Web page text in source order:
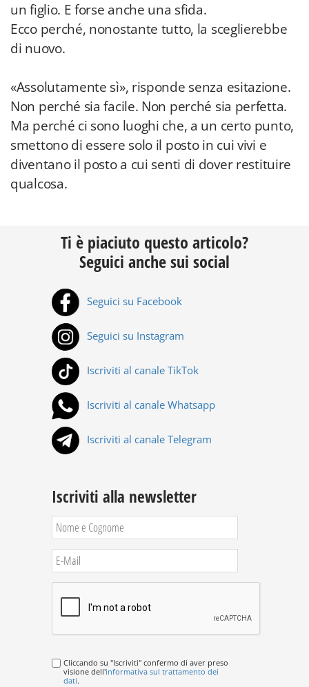
un figlio. E forse anche una sfida.
Ecco perché, nonostante tutto, la sceglierebbe
di nuovo.
«Assolutamente sì», risponde senza esitazione.
Non perché sia facile. Non perché sia perfetta.
Ma perché ci sono luoghi che, a un certo punto,
smettono di essere solo il posto in cui vivi e
diventano il posto a cui senti di dover restituire
qualcosa.
Ti è piaciuto questo articolo?
Seguici anche sui social
Seguici su Facebook
Seguici su Instagram
Iscriviti al canale TikTok
Iscriviti al canale Whatsapp
Iscriviti al canale Telegram
Iscriviti alla newsletter
Cliccando su "Iscriviti" confermo di aver preso
visione dell'informativa sul trattamento dei
dati.